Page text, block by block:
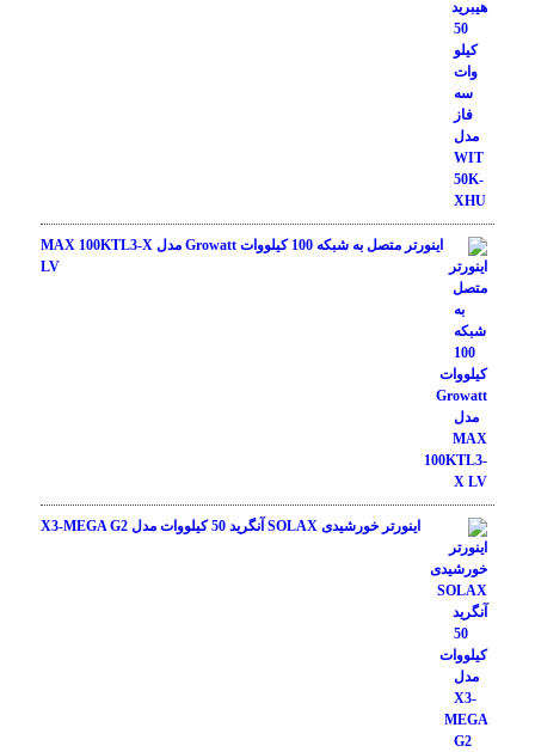
اینورتر متصل به شبکه 100 کیلووات Growatt مدل MAX 100KTL3-X
LV
اینورتر خورشیدی SOLAX آنگرید 50 کیلووات مدل X3-MEGA G2